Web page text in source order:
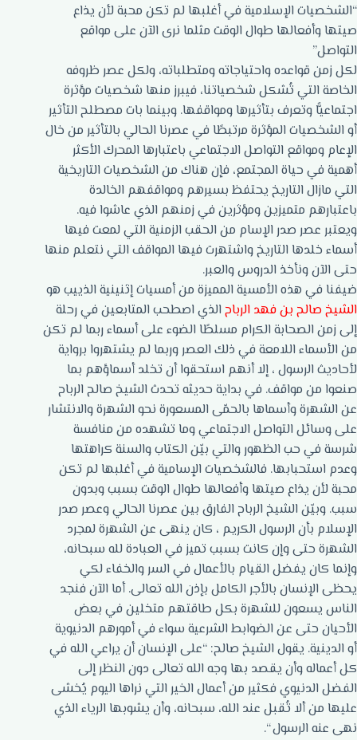
“الشخصيات الإسلامية في أغلبها لم تكن محبة لأن يذاع
صيتها وأفعالها طوال الوقت مثلما نرى الآن على مواقع
التواصل”
لكل زمن قواعده واحتياجاته ومتطلباته، ولكل عصر ظروفه
الخاصة التي تُشكل شخصياتنا، فيبرز منها شخصيات مؤثرة
اجتماعيًّا وتعرف بتأثيرها ومواقفها. وبينما بات مصطلح التأثير
أو الشخصيات المؤثرة مرتبطًا في عصرنا الحالي بالتأثير من خال
الإعام ومواقع التواصل الاجتماعي باعتبارها المحرك الأكثر
أهمية في حياة المجتمع، فإن هناك من الشخصيات التاريخية
التي مازال التاريخ يحتفظ بسيرهم ومواقفهم الخالدة
باعتبارهم متميزين ومؤثرين في زمنهم الذي عاشوا فيه.
ويعتبر عصر صدر الإسام من الحقب الزمنية التي لمعت فيها
أسماء خلدها التاريخ واشتهرت فيها المواقف التي نتعلم منها
حتى الآن ونأخذ الدروس والعبر.
ضيفنا في هذه الأمسية المميزة من أمسيات إثنينية الذييب هو
الشيخ صالح بن فهد الرباح الذي اصطحب المتابعين في رحلة
إلى زمن الصحابة الكرام مسلطًا الضوء على أسماء ربما لم تكن
من الأسماء اللامعة في ذلك العصر وربما لم يشتهروا برواية
لأحاديث الرسول ، إلا أنهم استحقوا أن تخلد أسماؤهم بما
صنعوا من مواقف. في بداية حديثه تحدث الشيخ صالح الرباح
عن الشهرة وأسماها بالحمّى المسعورة نحو الشهرة والانتشار
على وسائل التواصل الاجتماعي وما تشهده من منافسة
شرسة في حب الظهور والتي بيّن الكتاب والسنة كراهتها
وعدم استحبابها. فالشخصيات الإسامية في أغلبها لم تكن
محبة لأن يذاع صيتها وأفعالها طوال الوقت بسبب وبدون
سبب. وبيّن الشيخ الرباح الفارق بين عصرنا الحالي وعصر صدر
الإسلام بأن الرسول الكريم ، كان ينهى عن الشهرة لمجرد
الشهرة حتى وإن كانت بسبب تميز في العبادة لله سبحانه،
وإنما كان يفضل القيام بالأعمال في السر والخفاء لكي
يحظى الإنسان بالأجر الكامل بإذن الله تعالى. أما الآن فنجد
الناس يسعون للشهرة بكل طاقتهم متخلين في بعض
الأحيان حتى عن الضوابط الشرعية سواء في أمورهم الدنيوية
أو الدينية. يقول الشيخ صالح: “على الإنسان أن يراعي الله في
كل أعماله وأن يقصد بها وجه الله تعالى دون النظر إلى
الفضل الدنيوي فكثير من أعمال الخير التي نراها اليوم يُخشى
عليها من ألا تُقبل عند الله، سبحانه، وأن يشوبها الرياء الذي
نهى عنه الرسول “.